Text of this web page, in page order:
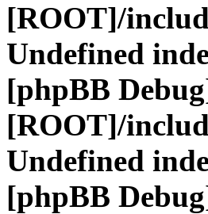
[ROOT]/
Undefined
[phpBB
[ROOT]/
Undefined
[phpBB